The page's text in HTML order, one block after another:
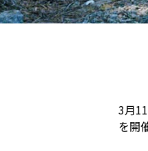
3月
を開